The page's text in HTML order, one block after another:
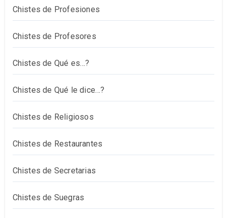
Chistes de Profesiones
Chistes de Profesores
Chistes de Qué es…?
Chistes de Qué le dice…?
Chistes de Religiosos
Chistes de Restaurantes
Chistes de Secretarias
Chistes de Suegras